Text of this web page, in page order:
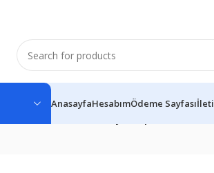
AnasayfaHesabımÖdeme Sayfası